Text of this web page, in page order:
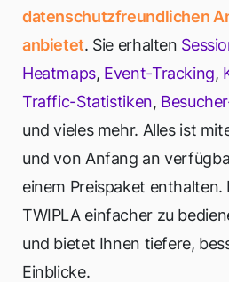
datenschutzfreundlichen
anbietet. Sie erhalten
Heatmaps, Event-Tracking,
Traffic-Statistiken,
und vieles mehr. Alles ist
und von Anfang an
einem Preispaket enthalten.
TWIPLA einfacher zu
und bietet Ihnen tiefere,
Einblicke.